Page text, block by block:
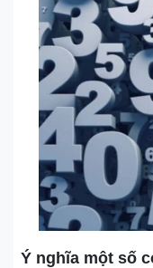
Ý nghĩa một số